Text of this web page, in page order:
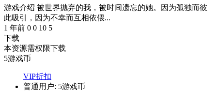
游戏介绍 被世界抛弃的我，被时间遗忘的她。因为孤独而彼
此吸引，因为不幸而互相依偎...
1 年前 0 0 10 5
下载
本资源需权限下载
5游戏币
VIP折扣
普通用户: 5游戏币